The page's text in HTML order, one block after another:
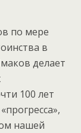
по мере
в
делает
100 лет
нашей